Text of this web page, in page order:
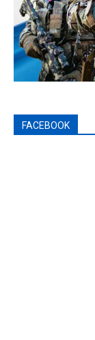
FACEBOOK